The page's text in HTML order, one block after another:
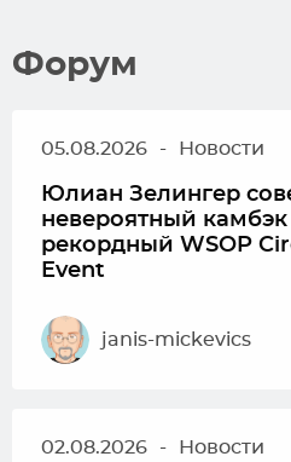
Форум
05.08.2026 - Новости
Юлиан Зелингер
невероятный
рекордный WSOP
Event
janis-mickevics
02.08.2026 - Новости